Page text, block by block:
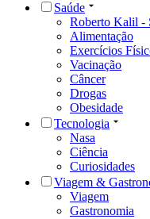
Saúde
Roberto Kalil -
Alimentação
Exercícios
Vacinação
Câncer
Drogas
Obesidade
Tecnologia
Nasa
Ciência
Curiosidades
Viagem &
Viagem
Gastronomia